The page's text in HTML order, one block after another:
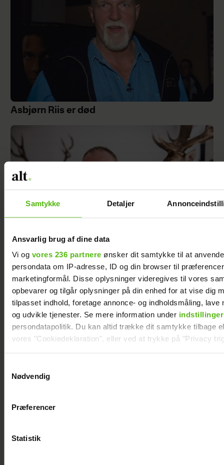
Samtykke Detaljer
Ansvarlig brug af dine data
Vi og vores 236 partnere ønsker dit samtykke til at
persondata om IP-adresse, ID og din browser til
marketingformål. Disse oplysninger videregives til vores
opbevarer og tilgår oplysninger på din enhed for at vise dig
tilpasset indhold, foretage annonce- og indholdsmåling, lave
og udvikle tjenester. Se mere information under indstillinger
persondatapolitik. Du kan altid trække dit samtykke tilbage
vores "Cookiedeklaration", eller ved at trykke på "Privacy
Vi anvender egne cookies og cookies fra tredjeparter til at
generere statistik og huske dine præferencer samt til brug
Nødvendig
Præferencer
Statistik
Asbjørn Riis er død
"Landmand"-Rasmus prøver igen: Klar til
kærlighed
Dennis Knudsen har solgt huset i Thailand